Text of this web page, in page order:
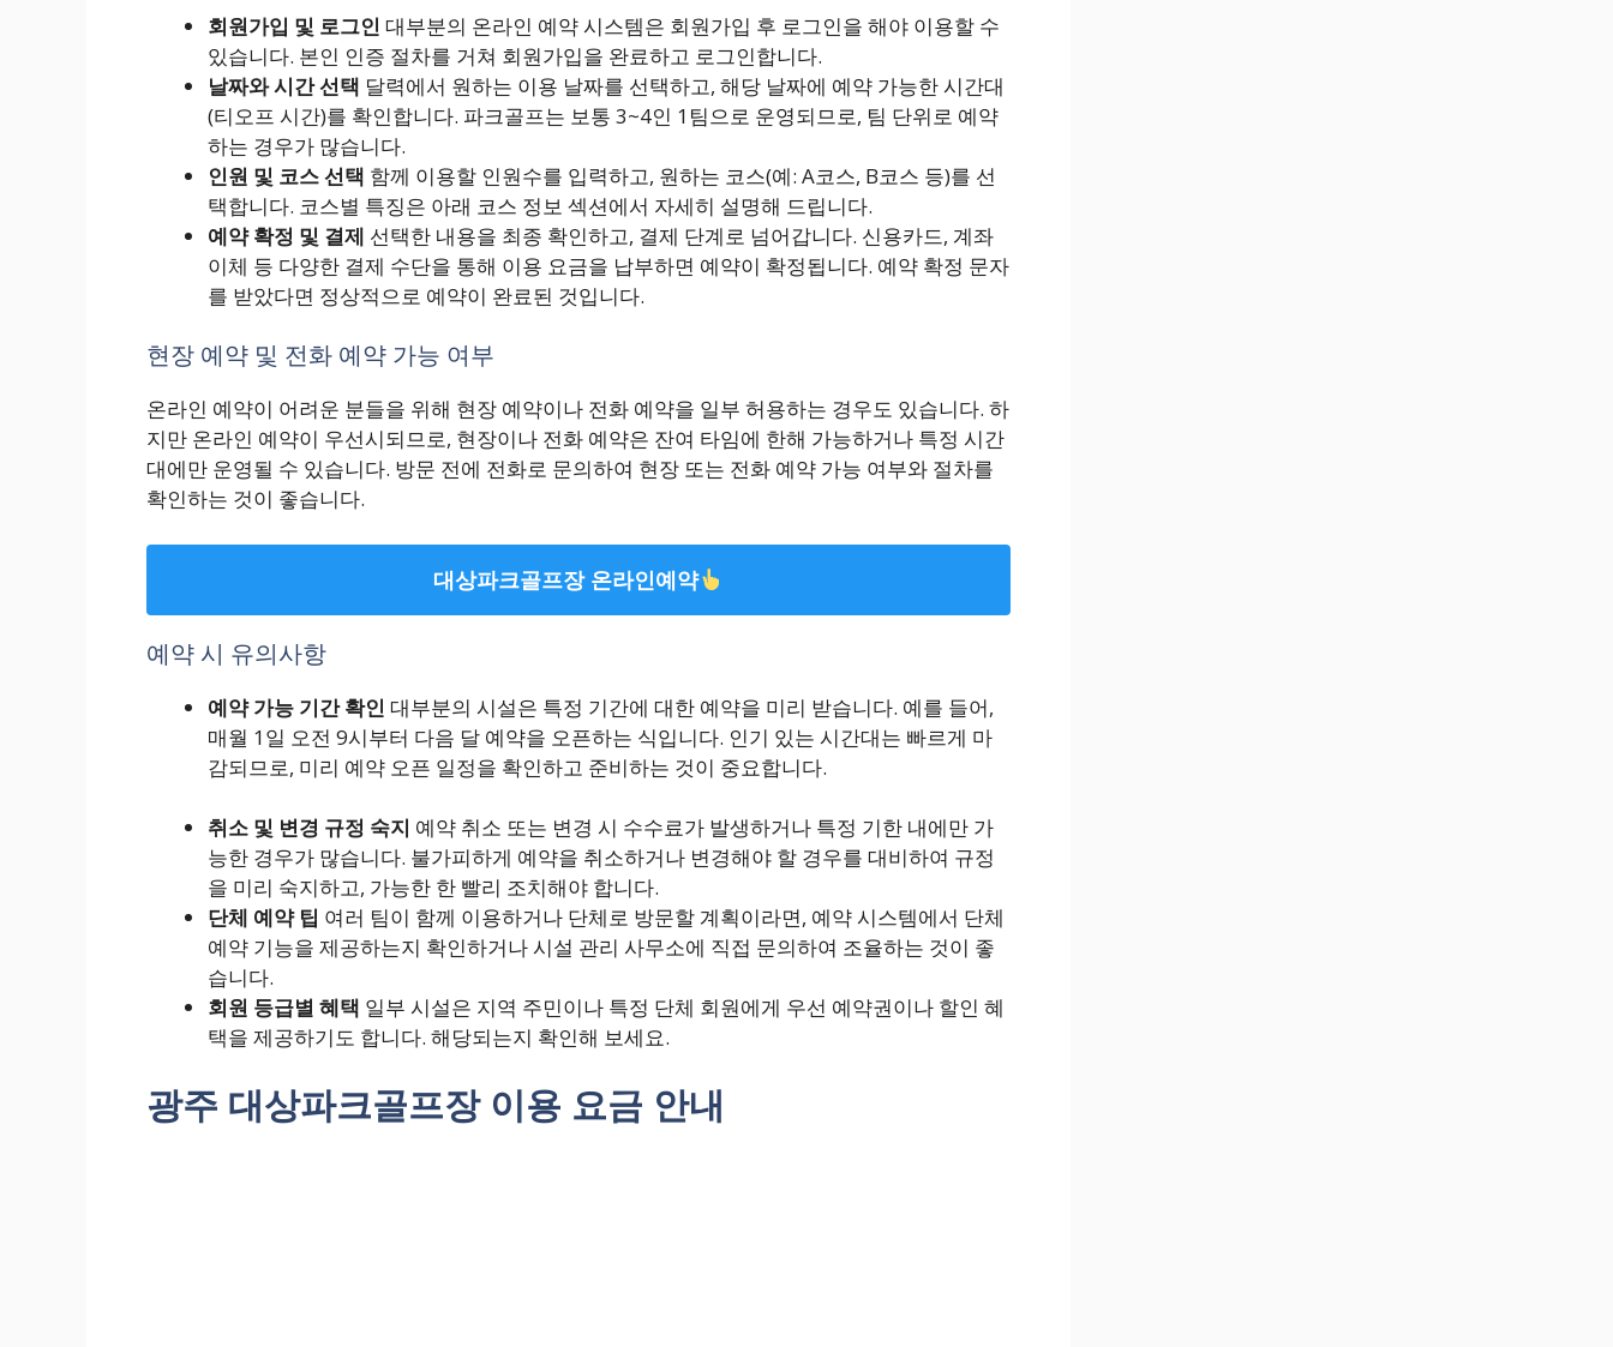
회원가입 및 로그인 대부분의 온라인 예약 시스템은 회원가입 후 로그인을 해야 이용할 수
있습니다. 본인 인증 절차를 거쳐 회원가입을 완료하고 로그인합니다.
날짜와 시간 선택 달력에서 원하는 이용 날짜를 선택하고, 해당 날짜에 예약 가능한 시간대
(티오프 시간)를 확인합니다. 파크골프는 보통 3~4인 1팀으로 운영되므로, 팀 단위로 예약
하는 경우가 많습니다.
인원 및 코스 선택 함께 이용할 인원수를 입력하고, 원하는 코스(예: A코스, B코스 등)를 선
택합니다. 코스별 특징은 아래 코스 정보 섹션에서 자세히 설명해 드립니다.
예약 확정 및 결제 선택한 내용을 최종 확인하고, 결제 단계로 넘어갑니다. 신용카드, 계좌
이체 등 다양한 결제 수단을 통해 이용 요금을 납부하면 예약이 확정됩니다. 예약 확정 문자
를 받았다면 정상적으로 예약이 완료된 것입니다.
현장 예약 및 전화 예약 가능 여부
온라인 예약이 어려운 분들을 위해 현장 예약이나 전화 예약을 일부 허용하는 경우도 있습니다. 하
지만 온라인 예약이 우선시되므로, 현장이나 전화 예약은 잔여 타임에 한해 가능하거나 특정 시간
대에만 운영될 수 있습니다. 방문 전에 전화로 문의하여 현장 또는 전화 예약 가능 여부와 절차를
확인하는 것이 좋습니다.
대상파크골프장 온라인예약
예약 시 유의사항
예약 가능 기간 확인 대부분의 시설은 특정 기간에 대한 예약을 미리 받습니다. 예를 들어,
매월 1일 오전 9시부터 다음 달 예약을 오픈하는 식입니다. 인기 있는 시간대는 빠르게 마
감되므로, 미리 예약 오픈 일정을 확인하고 준비하는 것이 중요합니다.
취소 및 변경 규정 숙지 예약 취소 또는 변경 시 수수료가 발생하거나 특정 기한 내에만 가
능한 경우가 많습니다. 불가피하게 예약을 취소하거나 변경해야 할 경우를 대비하여 규정
을 미리 숙지하고, 가능한 한 빨리 조치해야 합니다.
단체 예약 팁 여러 팀이 함께 이용하거나 단체로 방문할 계획이라면, 예약 시스템에서 단체
예약 기능을 제공하는지 확인하거나 시설 관리 사무소에 직접 문의하여 조율하는 것이 좋
습니다.
회원 등급별 혜택 일부 시설은 지역 주민이나 특정 단체 회원에게 우선 예약권이나 할인 혜
택을 제공하기도 합니다. 해당되는지 확인해 보세요.
광주 대상파크골프장 이용 요금 안내